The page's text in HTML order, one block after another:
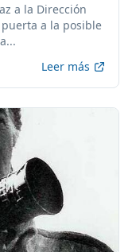
a la Dirección
a la posible
Leer más